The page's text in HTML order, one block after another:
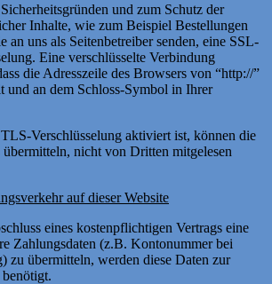
und zum Schutz der
Inhalte, wie zum Beispiel Bestellungen
an uns als Seitenbetreiber senden, eine SSL-
Eine verschlüsselte Verbindung
die Adresszeile des Browsers von “http://”
und an dem Schloss-Symbol in Ihrer
Verschlüsselung aktiviert ist, können die
übermitteln, nicht von Dritten mitgelesen
auf dieser Website
eines kostenpflichtigen Vertrags eine
Zahlungsdaten (z.B. Kontonummer bei
zu übermitteln, werden diese Daten zur